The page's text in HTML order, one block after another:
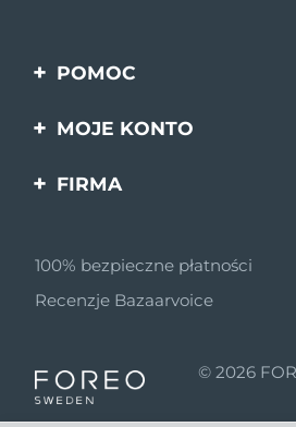
POMOC
Kontakt
MOJE KONTO
FIRMA
Program partnerski
Wiadomości
MYSA
Dystrybutorzy
100% bezpieczne płatności
Recenzje Bazaarvoice
© 2026